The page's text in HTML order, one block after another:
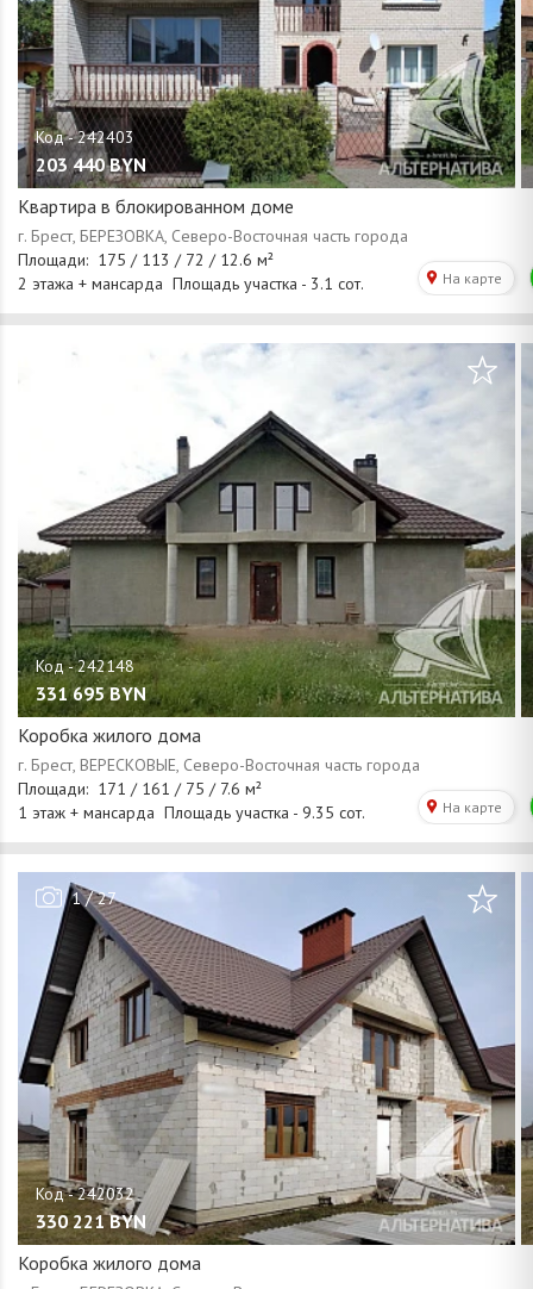
203 440 BYN
Квартира в блокированном доме
331 695 BYN
Коробка жилого дома
1/27
330 221 BYN
Коробка жилого дома